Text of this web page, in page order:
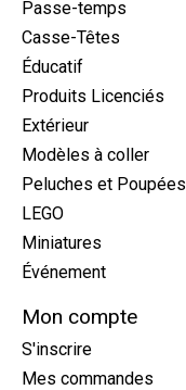
Passe-temps
Casse-Têtes
Éducatif
Produits Licenciés
Extérieur
Modèles à coller
Peluches et Poupées
LEGO
Miniatures
Événement
Mon compte
S'inscrire
Mes commandes